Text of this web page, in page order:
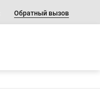
Обратный вызов